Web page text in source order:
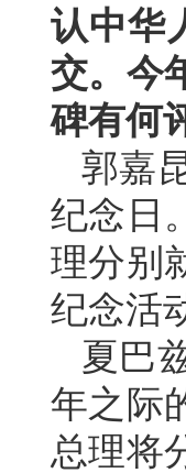
认中华
交。今
碑有何
郭嘉
纪念日
理分别
纪念活
夏巴
年之际
总理将